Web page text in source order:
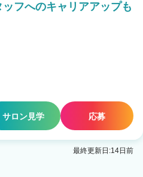
フへのキャリアアップも
サロン見学 応募
最終更新日:14日前